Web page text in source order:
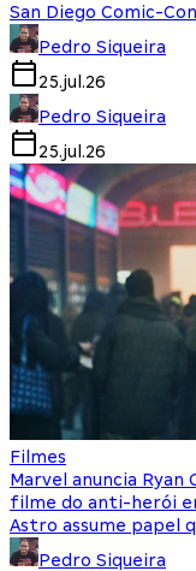
San Diego Comic-Con
Pedro Siqueira
25.jul.26
Pedro Siqueira
25.jul.26
Filmes
Marvel anuncia
filme do anti-herói
Astro assume papel
Pedro Siqueira